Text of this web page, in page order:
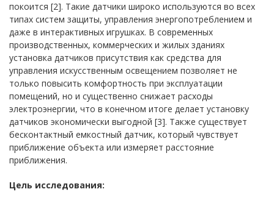
покоится [2]. Такие датчики широко используются во всех
типах систем защиты, управления энергопотреблением и
даже в интерактивных игрушках. В современных
производственных, коммерческих и жилых зданиях
установка датчиков присутствия как средства для
управления искусственным освещением позволяет не
только повысить комфортность при эксплуатации
помещений, но и существенно снижает расходы
электроэнергии, что в конечном итоге делает установку
датчиков экономически выгодной [3]. Также существует
бесконтактный емкостный датчик, который чувствует
приближение объекта или измеряет расстояние
приближения.
Цель исследования: